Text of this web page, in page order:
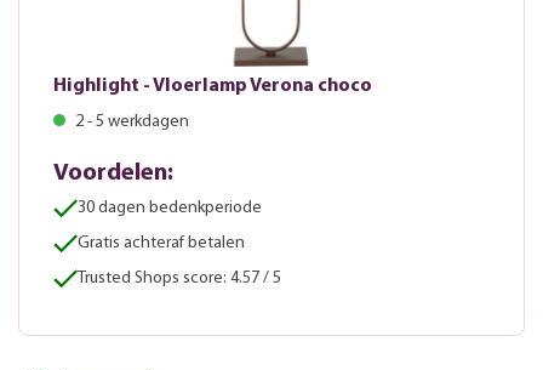
Highlight - Vloerlamp Verona choco
2 - 5 werkdagen
Voordelen:
30 dagen bedenkperiode
Gratis achteraf betalen
Trusted Shops score: 4.57 / 5